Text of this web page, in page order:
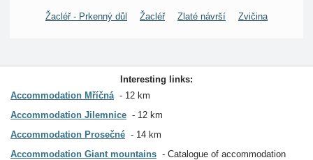
Žacléř - Prkenný důl Žacléř Zlaté návrší Zvičina
Interesting links:
Accommodation Mříčná
12 km
Accommodation Jilemnice
12 km
Accommodation Prosečné
14 km
Accommodation Giant mountains
Catalogue of accommodation